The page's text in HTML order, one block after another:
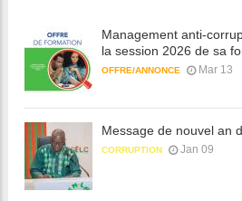
Management anti-
la session 2026 de sa
OFFRE/ANNONCE Mar 13
Message de nouvel an
CORRUPTION Jan 09